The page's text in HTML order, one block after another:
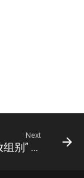
Next
世界泳联：游泳赛事试行“开放组别” 允许跨性别运动员参赛